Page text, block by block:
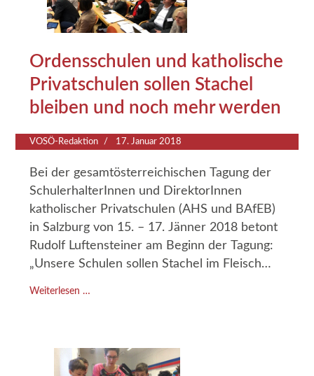
Ordensschulen und katholische
Privatschulen sollen Stachel
bleiben und noch mehr werden
VOSÖ-Redaktion 17. Januar 2018
Bei der gesamtösterreichischen Tagung der
SchulerhalterInnen und DirektorInnen
katholischer Privatschulen (AHS und BAfEB)
in Salzburg von 15. – 17. Jänner 2018 betont
Rudolf Luftensteineram Beginn der Tagung:
„Unsere Schulen sollen Stachel im Fleisch
Weiterlesen …